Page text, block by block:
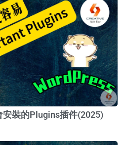
裝的Plugins插件(2025)